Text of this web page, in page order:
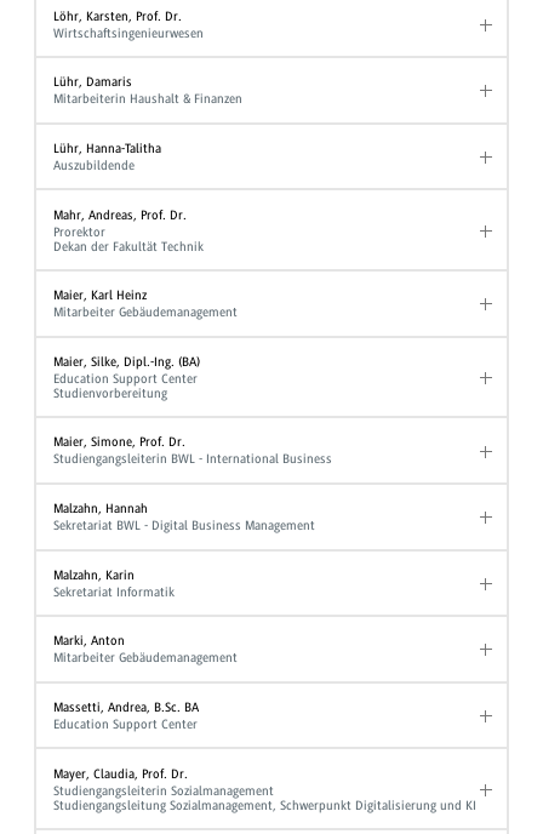
Löhr, Karsten, Prof. Dr.
Wirtschaftsingenieurwesen
Lühr, Damaris
Mitarbeiterin Haushalt & Finanzen
Lühr, Hanna-Talitha
Auszubildende
Mahr, Andreas, Prof. Dr.
Prorektor
Dekan der Fakultät Technik
Maier, Karl Heinz
Mitarbeiter Gebäudemanagement
Maier, Silke, Dipl.-Ing. (BA)
Education Support Center
Studienvorbereitung
Maier, Simone, Prof. Dr.
Studiengangsleiterin BWL - International Business
Malzahn, Hannah
Sekretariat BWL - Digital Business Management
Malzahn, Karin
Sekretariat Informatik
Marki, Anton
Mitarbeiter Gebäudemanagement
Massetti, Andrea, B.Sc. BA
Education Support Center
Mayer, Claudia, Prof. Dr.
Studiengangsleiterin Sozialmanagement
Studiengangsleitung Sozialmanagement, Schwerpunkt Digitalisierung und KI